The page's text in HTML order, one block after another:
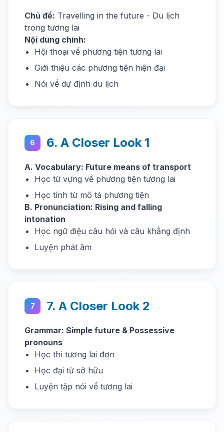
Chủ đề: Travelling in the future - Du lịch
trong tương lai
Nội dung chính:
Hội thoại về phương tiện tương lai
Giới thiệu các phương tiện hiện đại
Nói về dự định du lịch
6 6. A Closer Look 1
A. Vocabulary: Future means of transport
Học từ vựng về phương tiện tương lai
Học tính từ mô tả phương tiện
B. Pronunciation: Rising and falling
intonation
Học ngữ điệu câu hỏi và câu khẳng định
Luyện phát âm
7 7. A Closer Look 2
Grammar: Simple future & Possessive
pronouns
Học thì tương lai đơn
Học đại từ sở hữu
Luyện tập nói về tương lai